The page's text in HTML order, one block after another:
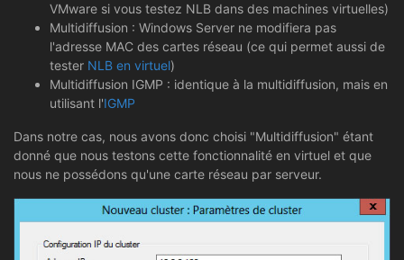
VMware si vous testez NLB dans des machines virtuelles)
Multidiffusion : Windows Server ne modifiera pas
l'adresse MAC des cartes réseau (ce qui permet aussi de
tester NLB en virtuel)
Multidiffusion IGMP : identique à la multidiffusion, mais en
utilisant l'IGMP
Dans notre cas, nous avons donc choisi "Multidiffusion" étant
donné que nous testons cette fonctionnalité en virtuel et que
nous ne possédons qu'une carte réseau par serveur.